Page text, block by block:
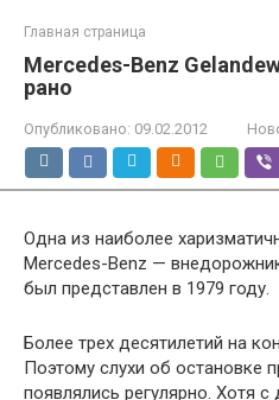
Главная страница
Mercedes-Benz
рано
Опубликовано: 09.02.2012
Одна из наиболее
Mercedes-Benz —
был представлен в 1979 году.
Более трех десятилетий на
Поэтому слухи об остановке
появлялись регулярно. Хотя с